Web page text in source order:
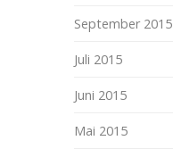
September 2015
Juli 2015
Juni 2015
Mai 2015